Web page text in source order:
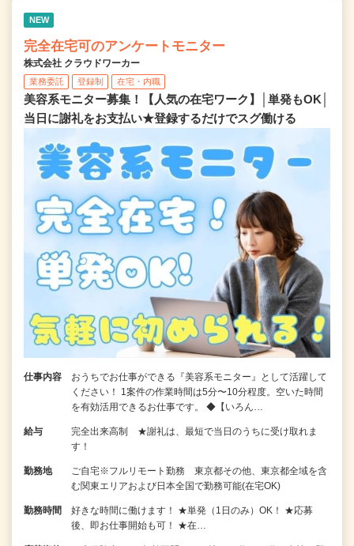
NEW
完全在宅可のアンケートモニター
株式会社 クラウドワーカー
業務委託 登録制 在宅・内職
美容系モニター募集！【人気の在宅ワーク】│単発もOK│
当日に謝礼をお支払い★登録するだけでスグ働ける
仕事内容
おうちでお仕事ができる『美容系モニター』として活躍して
ください！ 1案件の作業時間は5分〜10分程度。空いた時間
を有効活用できるお仕事です。 ◆【いろん…
給与
完全出来高制 ★謝礼は、最短で当日のうちに受け取れま
す！
勤務地
ご自宅※フルリモート勤務 東京都その他、東京都全域を含
む関東エリアおよび日本全国で勤務可能(在宅OK)
勤務時間
好きな時間に働けます！ ★単発（1日のみ）OK！ ★応募
後、即お仕事開始も可！ ★在…